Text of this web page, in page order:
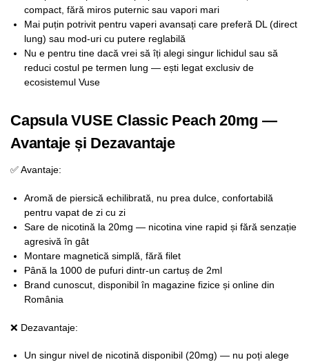
compact, fără miros puternic sau vapori mari
Mai puțin potrivit pentru vaperi avansați care preferă DL (direct
lung) sau mod-uri cu putere reglabilă
Nu e pentru tine dacă vrei să îți alegi singur lichidul sau să
reduci costul pe termen lung — ești legat exclusiv de
ecosistemul Vuse
Capsula VUSE Classic Peach 20mg —
Avantaje și Dezavantaje
✅ Avantaje:
Aromă de piersică echilibrată, nu prea dulce, confortabilă
pentru vapat de zi cu zi
Sare de nicotină la 20mg — nicotina vine rapid și fără senzație
agresivă în gât
Montare magnetică simplă, fără filet
Până la 1000 de pufuri dintr-un cartuș de 2ml
Brand cunoscut, disponibil în magazine fizice și online din
România
❌ Dezavantaje:
Un singur nivel de nicotină disponibil (20mg) — nu poți alege